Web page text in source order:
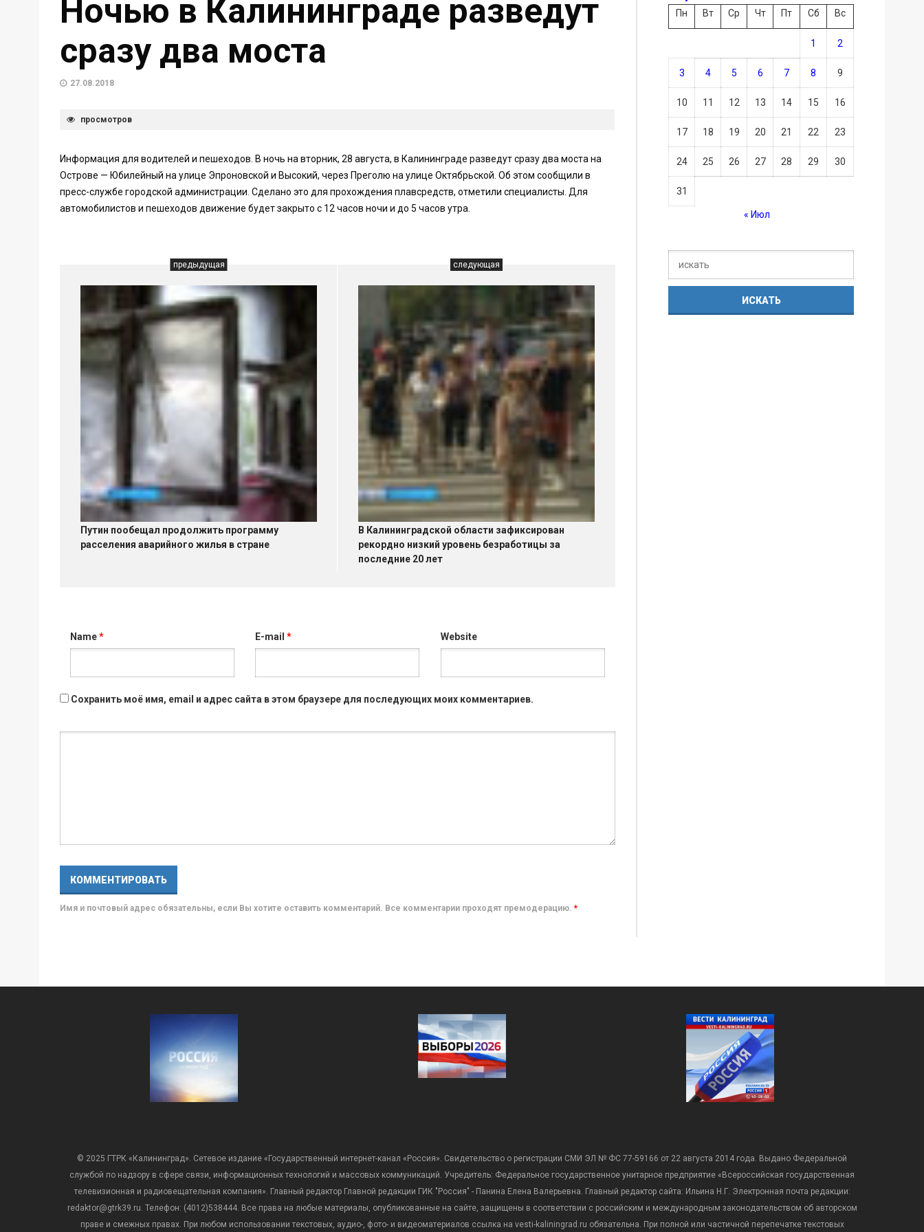
Ночью в Калининграде разведут
сразу два моста
27.08.2018
просмотров
Информация для водителей и пешеходов. В ночь на вторник, 28 августа, в Калининграде разведут сразу два моста на
Острове — Юбилейный на улице Эпроновской и Высокий, через Преголю на улице Октябрьской. Об этом сообщили в
пресс-службе городской администрации. Сделано это для прохождения плавсредств, отметили специалисты. Для
автомобилистов и пешеходов движение будет закрыто с 12 часов ночи и до 5 часов утра.
предыдущая
Путин пообещал продолжить программу
расселения аварийного жилья в стране
следующая
В Калининградской области зафиксирован
рекордно низкий уровень безработицы за
последние 20 лет
Name* E-mail* Website
Сохранить моё имя, email и адрес сайта в этом браузере для последующих моих комментариев.
Имя и почтовый адрес обязательны, если Вы хотите оставить комментарий. Все комментарии проходят премодерацию. *
Пн
Вт Ср Чт Пт Сб Вс
1 2
3 4 5 6 7 8 9
10 11 12 13 14 15 16
17 18 19 20 21 22 23
24 25 26 27 28 29 30
31
« Июл
© 2025 ГТРК «Калининград». Сетевое издание «Государственный интернет-канал «Россия». Свидетельство о регистрации СМИ ЭЛ № ФС 77-59166 от 22 августа 2014 года. Выдано Федеральной
службой по надзору в сфере связи, информационных технологий и массовых коммуникаций. Учредитель: Федеральное государственное унитарное предприятие «Всероссийская государственная
телевизионная и радиовещательная компания». Главный редактор Главной редакции ГИК "Россия" - Панина Елена Валерьевна. Главный редактор сайта: Ильина Н.Г. Электронная почта редакции:
redaktor@gtrk39.ru. Телефон: (4012)538444. Все права на любые материалы, опубликованные на сайте, защищены в соответствии с российским и международным законодательством об авторском
праве и смежных правах. При любом использовании текстовых, аудио-, фото- и видеоматериалов ссылка на vesti-kaliningrad.ru обязательна. При полной или частичной перепечатке текстовых